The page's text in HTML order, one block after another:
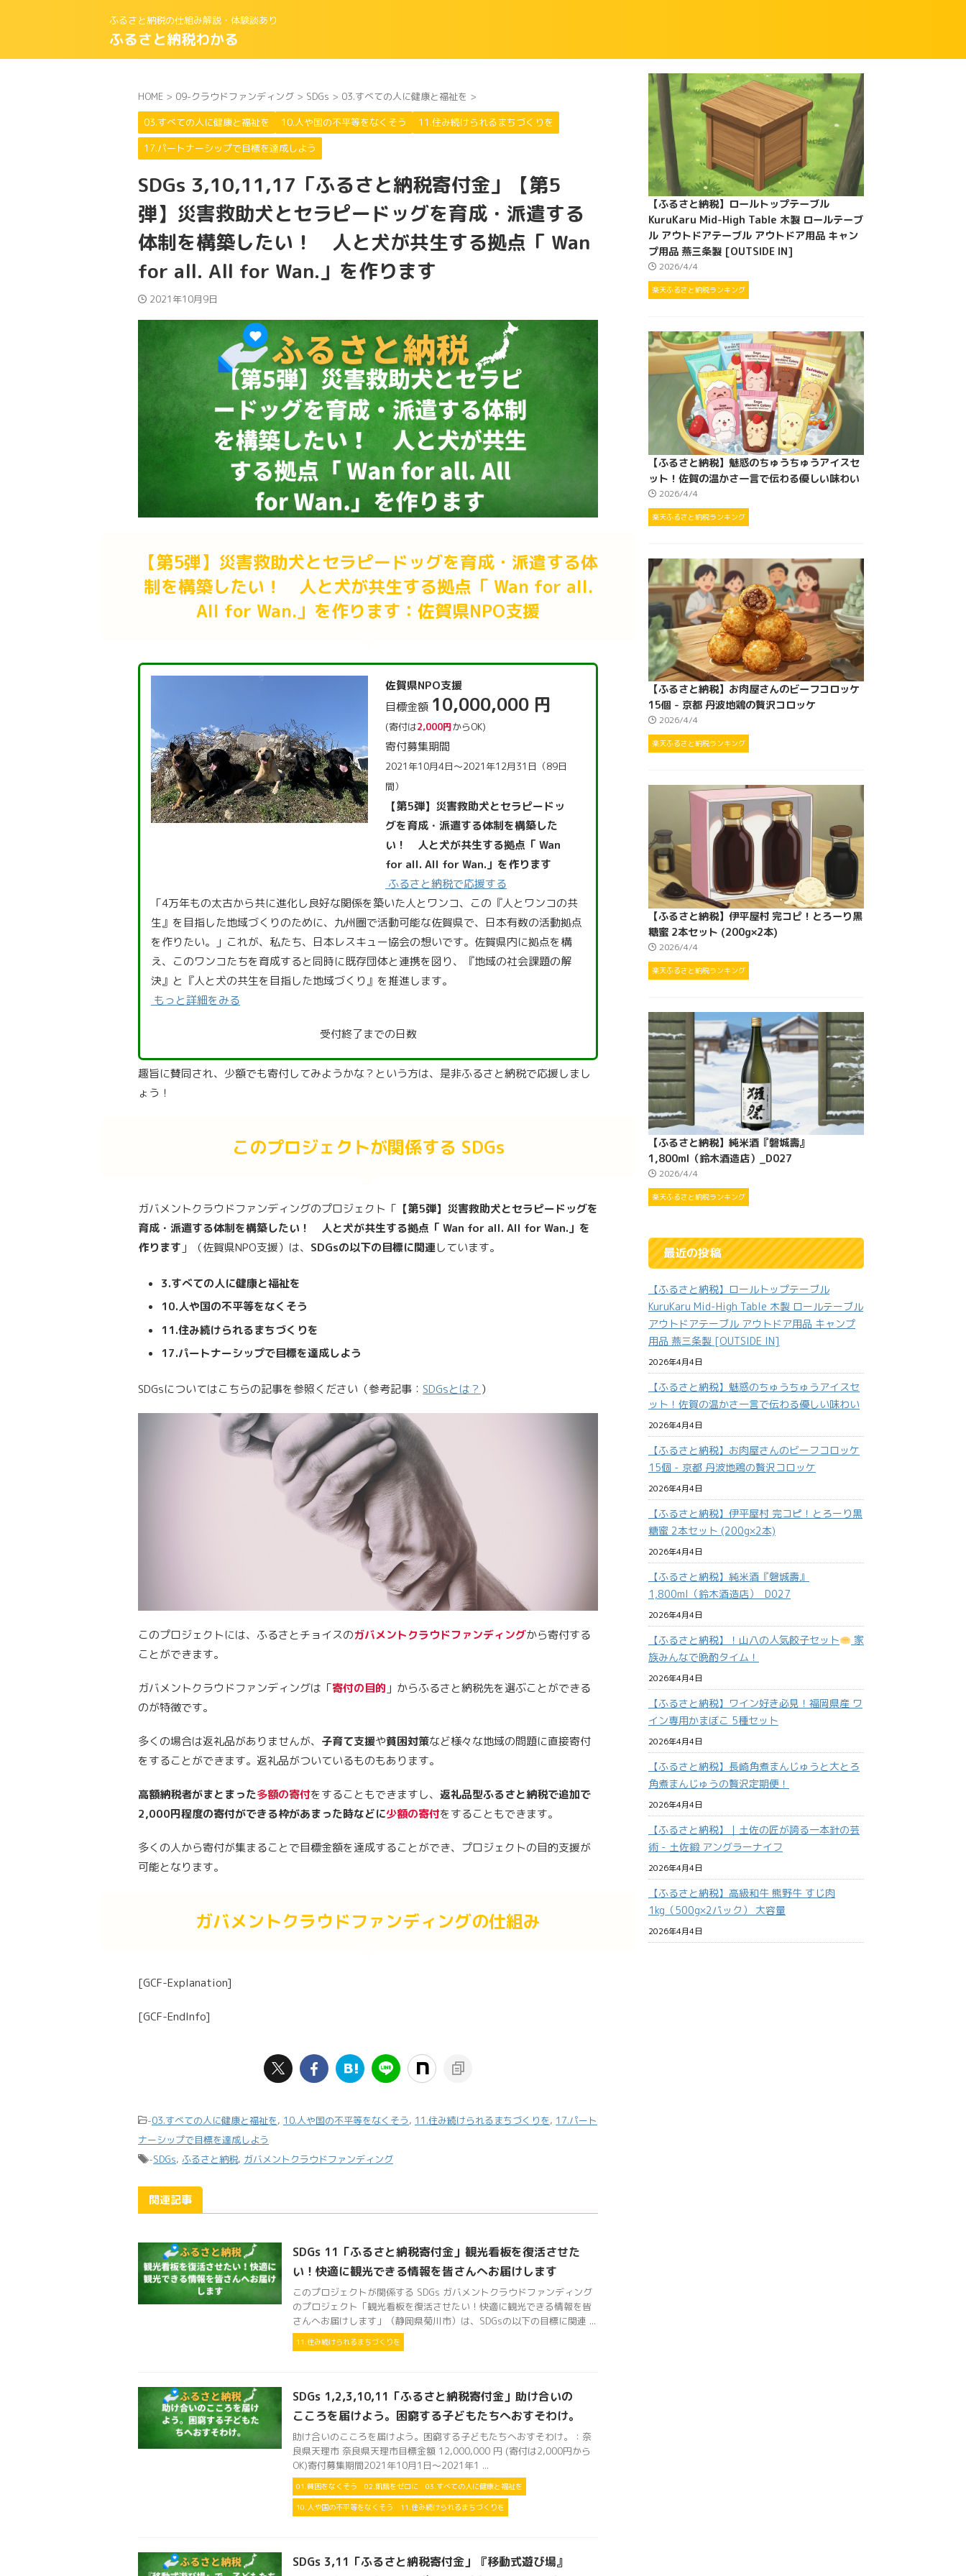
ふるさと納税の仕組み解説・体験談あり
ふるさと納税わかる
HOME > 09-クラウドファンディング > SDGs > 03.すべての人に健康と福祉を >
03.すべての人に健康と福祉を
10.人や国の不平等をなくそう
11.住み続けられるまちづくりを
17.パートナーシップで目標を達成しよう
SDGs 3,10,11,17「ふるさと納税寄付金」【第5
弾】災害救助犬とセラピードッグを育成・派遣する
体制を構築したい！ 人と犬が共生する拠点「 Wan
for all. All for Wan.」を作ります
2021年10月9日
【第5弾】災害救助犬とセラピードッグを育成・派遣する体
制を構築したい！ 人と犬が共生する拠点「 Wan for all.
All for Wan.」を作ります：佐賀県NPO支援
佐賀県NPO支援
目標金額 10,000,000 円
(寄付は2,000円からOK)
寄付募集期間
2021年10月4日～2021年12月31日（89日
間）
【第5弾】災害救助犬とセラピードッ
グを育成・派遣する体制を構築した
い！ 人と犬が共生する拠点「 Wan
for all. All for Wan.」を作ります
ふるさと納税で応援する
「4万年もの太古から共に進化し良好な関係を築いた人とワンコ、この『人とワンコの共
生』を目指した地域づくりのために、九州圏で活動可能な佐賀県で、日本有数の活動拠点
を作りたい。」これが、私たち、日本レスキュー協会の想いです。佐賀県内に拠点を構
え、このワンコたちを育成すると同時に既存団体と連携を図り、『地域の社会課題の解
決』と『人と犬の共生を目指した地域づくり』を推進します。
もっと詳細をみる
受付終了までの日数
趣旨に賛同され、少額でも寄付してみようかな？という方は、是非ふるさと納税で応援しまし
ょう！
このプロジェクトが関係する SDGs
ガバメントクラウドファンディングのプロジェクト「 【第5弾】災害救助犬とセラピードッグを
育成・派遣する体制を構築したい！ 人と犬が共生する拠点「 Wan for all. All for Wan.」を
作ります 」（佐賀県NPO支援）は、 SDGsの以下の目標に関連しています。
3.すべての人に健康と福祉を
10.人や国の不平等をなくそう
11.住み続けられるまちづくりを
17.パートナーシップで目標を達成しよう
SDGsについてはこちらの記事を参照ください（参考記事： SDGsとは？ ）
このプロジェクトには、ふるさとチョイスのガバメントクラウドファンディングから寄付する
ことができます。
ガバメントクラウドファンディングは「寄付の目的 」からふるさと納税先を選ぶことができる
のが特徴です。
多くの場合は返礼品がありませんが、 子育て支援や貧困対策など様々な地域の問題に直接寄付
をすることができます。返礼品がついているものもあります。
高額納税者がまとまった多額の寄付をすることもできますし、 返礼品型ふるさと納税で追加で
2,000円程度の寄付ができる枠があまった時などに少額の寄付をすることもできます。
多くの人から寄付が集まることで目標金額を達成することができ、プロジェクトの目的支援が
可能となります。
ガバメントクラウドファンディングの仕組み
[GCF-Explanation]
[GCF-EndInfo]
-03.すべての人に健康と福祉を, 10.人や国の不平等をなくそう, 11.住み続けられるまちづくりを, 17.パート
ナーシップで目標を達成しよう
-SDGs, ふるさと納税, ガバメントクラウドファンディング
関連記事
SDGs 11「ふるさと納税寄付金」観光看板を復活させた
い！快適に観光できる情報を皆さんへお届けします
このプロジェクトが関係する SDGs ガバメントクラウドファンディング
のプロジェクト「観光看板を復活させたい！快適に観光できる情報を皆
さんへお届けします」（静岡県菊川市）は、SDGsの以下の目標に関連 ...
11.住み続けられるまちづくりを
SDGs 1,2,3,10,11「ふるさと納税寄付金」助け合いの
こころを届けよう。困窮する子どもたちへおすそわけ。
助け合いのこころを届けよう。困窮する子どもたちへおすそわけ。：奈
良県天理市 奈良県天理市目標金額 12,000,000 円 (寄付は2,000円から
OK)寄付募集期間2021年10月1日～2021年1 ...
01.貧困をなくそう 02.飢餓をゼロに 03.すべての人に健康と福祉を
10.人や国の不平等をなくそう 11.住み続けられるまちづくりを
SDGs 3,11「ふるさと納税寄付金」『移動式遊び場』
【ふるさと納税】ロールトップテーブル
KuruKaru Mid-High Table 木製 ロールテーブ
ル アウトドアテーブル アウトドア用品 キャン
プ用品 燕三条製 [OUTSIDE IN]
2026/4/4
楽天ふるさと納税ランキング
【ふるさと納税】魅惑のちゅうちゅうアイスセ
ット！佐賀の温かさ一言で伝わる優しい味わい
2026/4/4
楽天ふるさと納税ランキング
【ふるさと納税】お肉屋さんのビーフコロッケ
15個 - 京都 丹波地鶏の贅沢コロッケ
2026/4/4
楽天ふるさと納税ランキング
【ふるさと納税】伊平屋村 完コピ！とろーり黒
糖蜜 2本セット (200g×2本)
2026/4/4
楽天ふるさと納税ランキング
【ふるさと納税】純米酒『磐城壽』
1,800ml（鈴木酒造店）_D027
2026/4/4
楽天ふるさと納税ランキング
最近の投稿
【ふるさと納税】ロールトップテーブル
KuruKaru Mid-High Table 木製 ロールテーブル
アウトドアテーブル アウトドア用品 キャンプ
用品 燕三条製 [OUTSIDE IN]
2026年4月4日
【ふるさと納税】魅惑のちゅうちゅうアイスセ
ット！佐賀の温かさ一言で伝わる優しい味わい
2026年4月4日
【ふるさと納税】お肉屋さんのビーフコロッケ
15個 - 京都 丹波地鶏の贅沢コロッケ
2026年4月4日
【ふるさと納税】伊平屋村 完コピ！とろーり黒
糖蜜 2本セット (200g×2本)
2026年4月4日
【ふるさと納税】純米酒『磐城壽』
1,800ml（鈴木酒造店）_D027
2026年4月4日
【ふるさと納税】！山八の人気餃子セット
家
族みんなで晩酌タイム！
2026年4月4日
【ふるさと納税】ワイン好き必見！福岡県産 ワ
イン専用かまぼこ 5種セット
2026年4月4日
【ふるさと納税】長崎角煮まんじゅうと大とろ
角煮まんじゅうの贅沢定期便！
2026年4月4日
【ふるさと納税】｜土佐の匠が誇る一本針の芸
術 - 土佐鍛 アングラーナイフ
2026年4月4日
【ふるさと納税】高級和牛 熊野牛 すじ肉
1kg（500g×2パック） 大容量
2026年4月4日